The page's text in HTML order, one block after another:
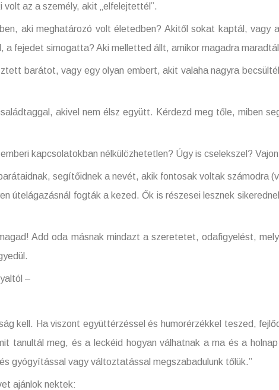
az a személy, akit „elfelejtettél”.
volt életedben? Akitől sokat kaptál, vagy
fejedet simogatta? Aki melletted állt, amikor magadra
vagy egy olyan embert, akit valaha nagyra
akivel nem élsz együtt. Kérdezd meg tőle, miben
kapcsolatokban nélkülözhetetlen? Úgy is cselekszel? Vajon
segítőidnek a nevét, akik fontosak voltak számodra
útelágazásnál fogták a kezed. Ők is részesei lesznek
oda másnak mindazt a szeretetet, odafigyelést,
–
Ha viszont együttérzéssel és humorérzékkel teszed,
tanultál meg, és a leckéid hogyan válhatnak a ma és a
gyógyítással vagy változtatással megszabadulunk tőlük.”
ajánlok nektek: